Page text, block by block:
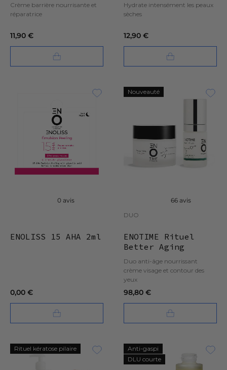
Crème barrière nourrisante et
réparatrice
11,90 €
Hydrate intensément les peaux
sèches
12,90 €
0 avis
ENOLISS 15 AHA 2ml
0,00 €
Nouveauté
66 avis
DUO
ENOTIME Rituel
Better Aging
Duo anti-âge nourrissant
crème visage et contour des
yeux
98,80 €
Rituel kératose pilaire
Anti-gaspi
DLU courte